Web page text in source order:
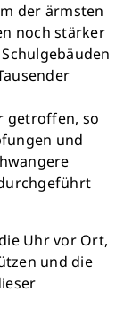
der ärmsten
noch stärker
getroffen, so
und
Uhr vor Ort,
und die